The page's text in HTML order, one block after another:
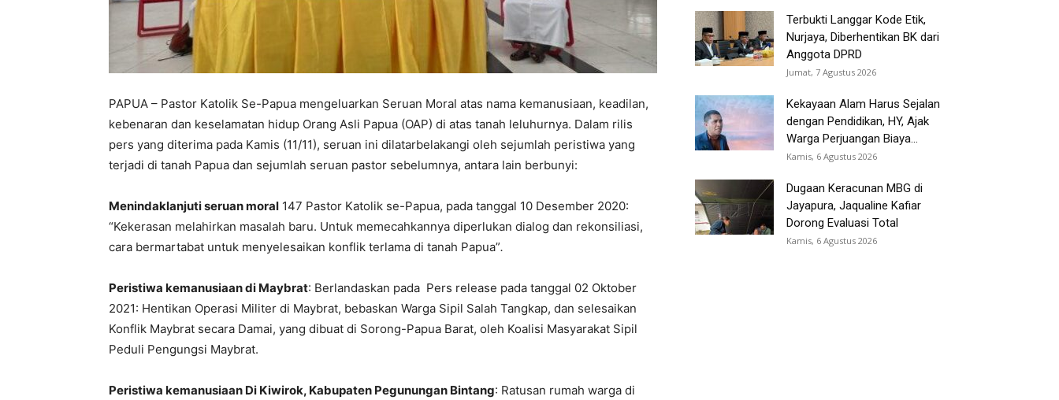
PAPUA – Pastor Katolik Se-Papua mengeluarkan Seruan Moral atas nama kemanusiaan, keadilan,
kebenaran dan keselamatan hidup Orang Asli Papua (OAP) di atas tanah leluhurnya. Dalam rilis
pers yang diterima pada Kamis (11/11), seruan ini dilatarbelakangi oleh sejumlah peristiwa yang
terjadi di tanah Papua dan sejumlah seruan pastor sebelumnya, antara lain berbunyi:
Menindaklanjuti seruan moral 147 Pastor Katolik se-Papua, pada tanggal 10 Desember 2020:
“Kekerasan melahirkan masalah baru. Untuk memecahkannya diperlukan dialog dan rekonsiliasi,
cara bermartabat untuk menyelesaikan konflik terlama di tanah Papua”.
Peristiwa kemanusiaan di Maybrat: Berlandaskan pada Pers release pada tanggal 02 Oktober
2021: Hentikan Operasi Militer di Maybrat, bebaskan Warga Sipil Salah Tangkap, dan selesaikan
Konflik Maybrat secara Damai, yang dibuat di Sorong-Papua Barat, oleh Koalisi Masyarakat Sipil
Peduli Pengungsi Maybrat.
Peristiwa kemanusiaan Di Kiwirok, Kabupaten Pegunungan Bintang: Ratusan rumah warga di
Terbukti Langgar Kode Etik,
Nurjaya, Diberhentikan BK dari
Anggota DPRD
Jumat, 7 Agustus 2026
Kekayaan Alam Harus Sejalan
dengan Pendidikan, HY, Ajak
Warga Perjuangan Biaya...
Kamis, 6 Agustus 2026
Dugaan Keracunan MBG di
Jayapura, Jaqualine Kafiar
Dorong Evaluasi Total
Kamis, 6 Agustus 2026